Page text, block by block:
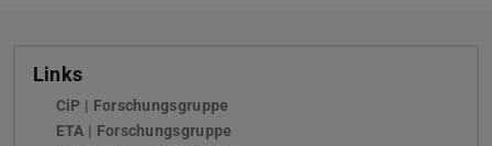
Links
CiP | Forschungsgruppe
ETA | Forschungsgruppe